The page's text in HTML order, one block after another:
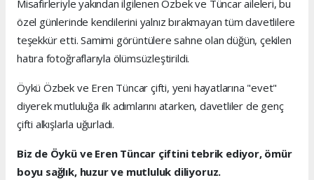
Misafirleriyle yakından ilgilenen Özbek ve Tüncar aileleri, bu
özel günlerinde kendilerini yalnız bırakmayan tüm davetlilere
teşekkür etti. Samimi görüntülere sahne olan düğün, çekilen
hatıra fotoğraflarıyla ölümsüzleştirildi.
Öykü Özbek ve Eren Tüncar çifti, yeni hayatlarına "evet"
diyerek mutluluğa ilk adımlarını atarken, davetliler de genç
çifti alkışlarla uğurladı.
Biz de Öykü ve Eren Tüncar çiftini tebrik ediyor, ömür
boyu sağlık, huzur ve mutluluk diliyoruz.